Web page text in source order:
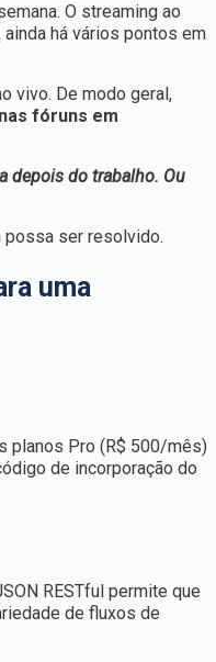
O streaming ao
há vários pontos em
vivo. De modo geral,
fóruns em
depois do trabalho. Ou
possa ser resolvido.
uma
planos Pro (R$ 500/mês)
de incorporação do
RESTful permite que
de fluxos de